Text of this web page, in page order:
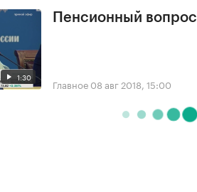
1:30
Пенсионный вопрос
Главное 08 авг 2018, 15:00